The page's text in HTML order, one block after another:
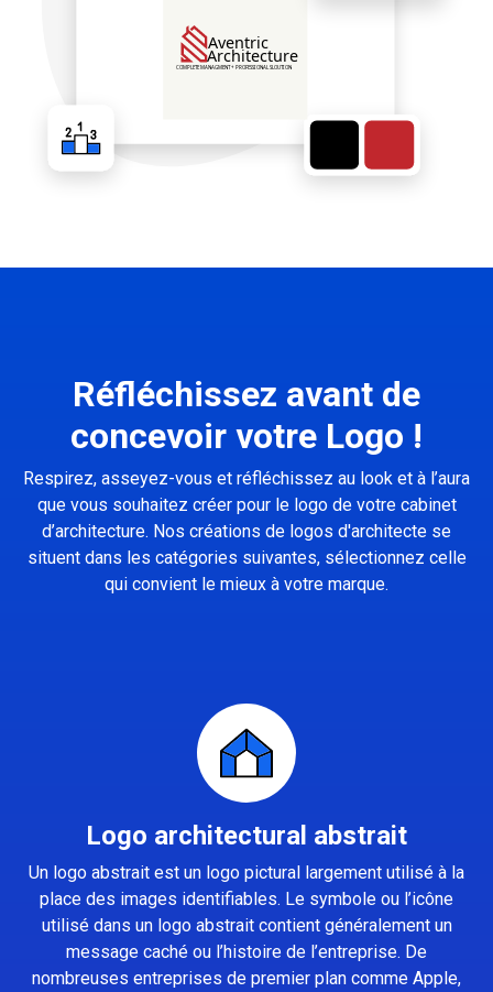
Réfléchissez avant de
concevoir votre Logo !
Respirez, asseyez-vous et réfléchissez au look et à l’aura
que vous souhaitez créer pour le logo de votre cabinet
d’architecture. Nos créations de logos d'architecte se
situent dans les catégories suivantes, sélectionnez celle
qui convient le mieux à votre marque.
Logo architectural abstrait
Un logo abstrait est un logo pictural largement utilisé à la
place des images identifiables. Le symbole ou l’icône
utilisé dans un logo abstrait contient généralement un
message caché ou l’histoire de l’entreprise. De
nombreuses entreprises de premier plan comme Apple,